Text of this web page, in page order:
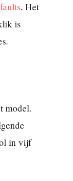
. Het
is
model.
in vijf